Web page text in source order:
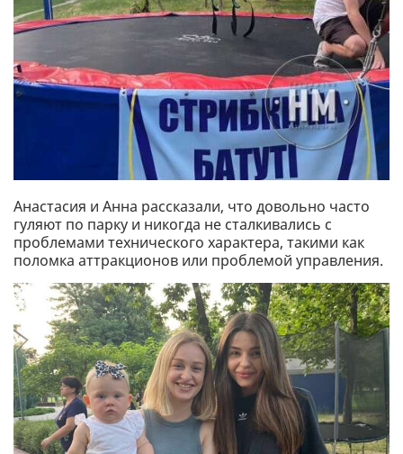
Анастасия и Анна рассказали, что довольно часто
гуляют по парку и никогда не сталкивались с
проблемами технического характера, такими как
поломка аттракционов или проблемой управления.